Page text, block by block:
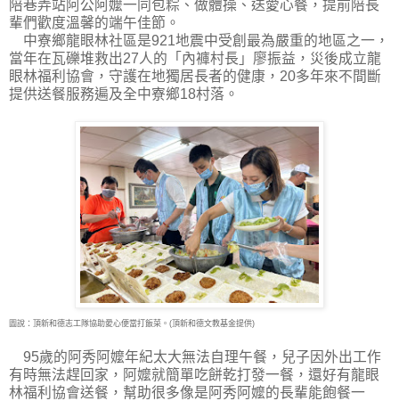
陪巷弄站阿公阿嬤一同包粽、做體操、送愛心餐，提前陪長
輩們歡度溫馨的端午佳節。
中寮鄉龍眼林社區是921地震中受創最為嚴重的地區之一，
當年在瓦礫堆救出27人的「內褲村長」廖振益，災後成立龍
眼林福利協會，守護在地獨居長者的健康，20多年來不間斷
提供送餐服務遍及全中寮鄉18村落。
圖說：頂新和德志工隊協助愛心便當打飯菜。(頂新和德文教基金提供)
95歲的阿秀阿嬤年紀太大無法自理午餐，兒子因外出工作
有時無法趕回家，阿嬤就簡單吃餅乾打發一餐，還好有龍眼
林福利協會送餐，幫助很多像是阿秀阿嬤的長輩能飽餐一